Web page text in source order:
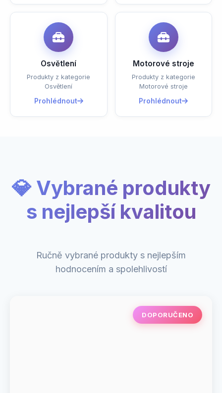
Osvětlení
Produkty z kategorie
Osvětlení
Prohlédnout
Motorové stroje
Produkty z kategorie
Motorové stroje
Prohlédnout
💎 Vybrané produkty
s nejlepší kvalitou
Ručně vybrané produkty s nejlepším
hodnocením a spolehlivostí
DOPORUČENO